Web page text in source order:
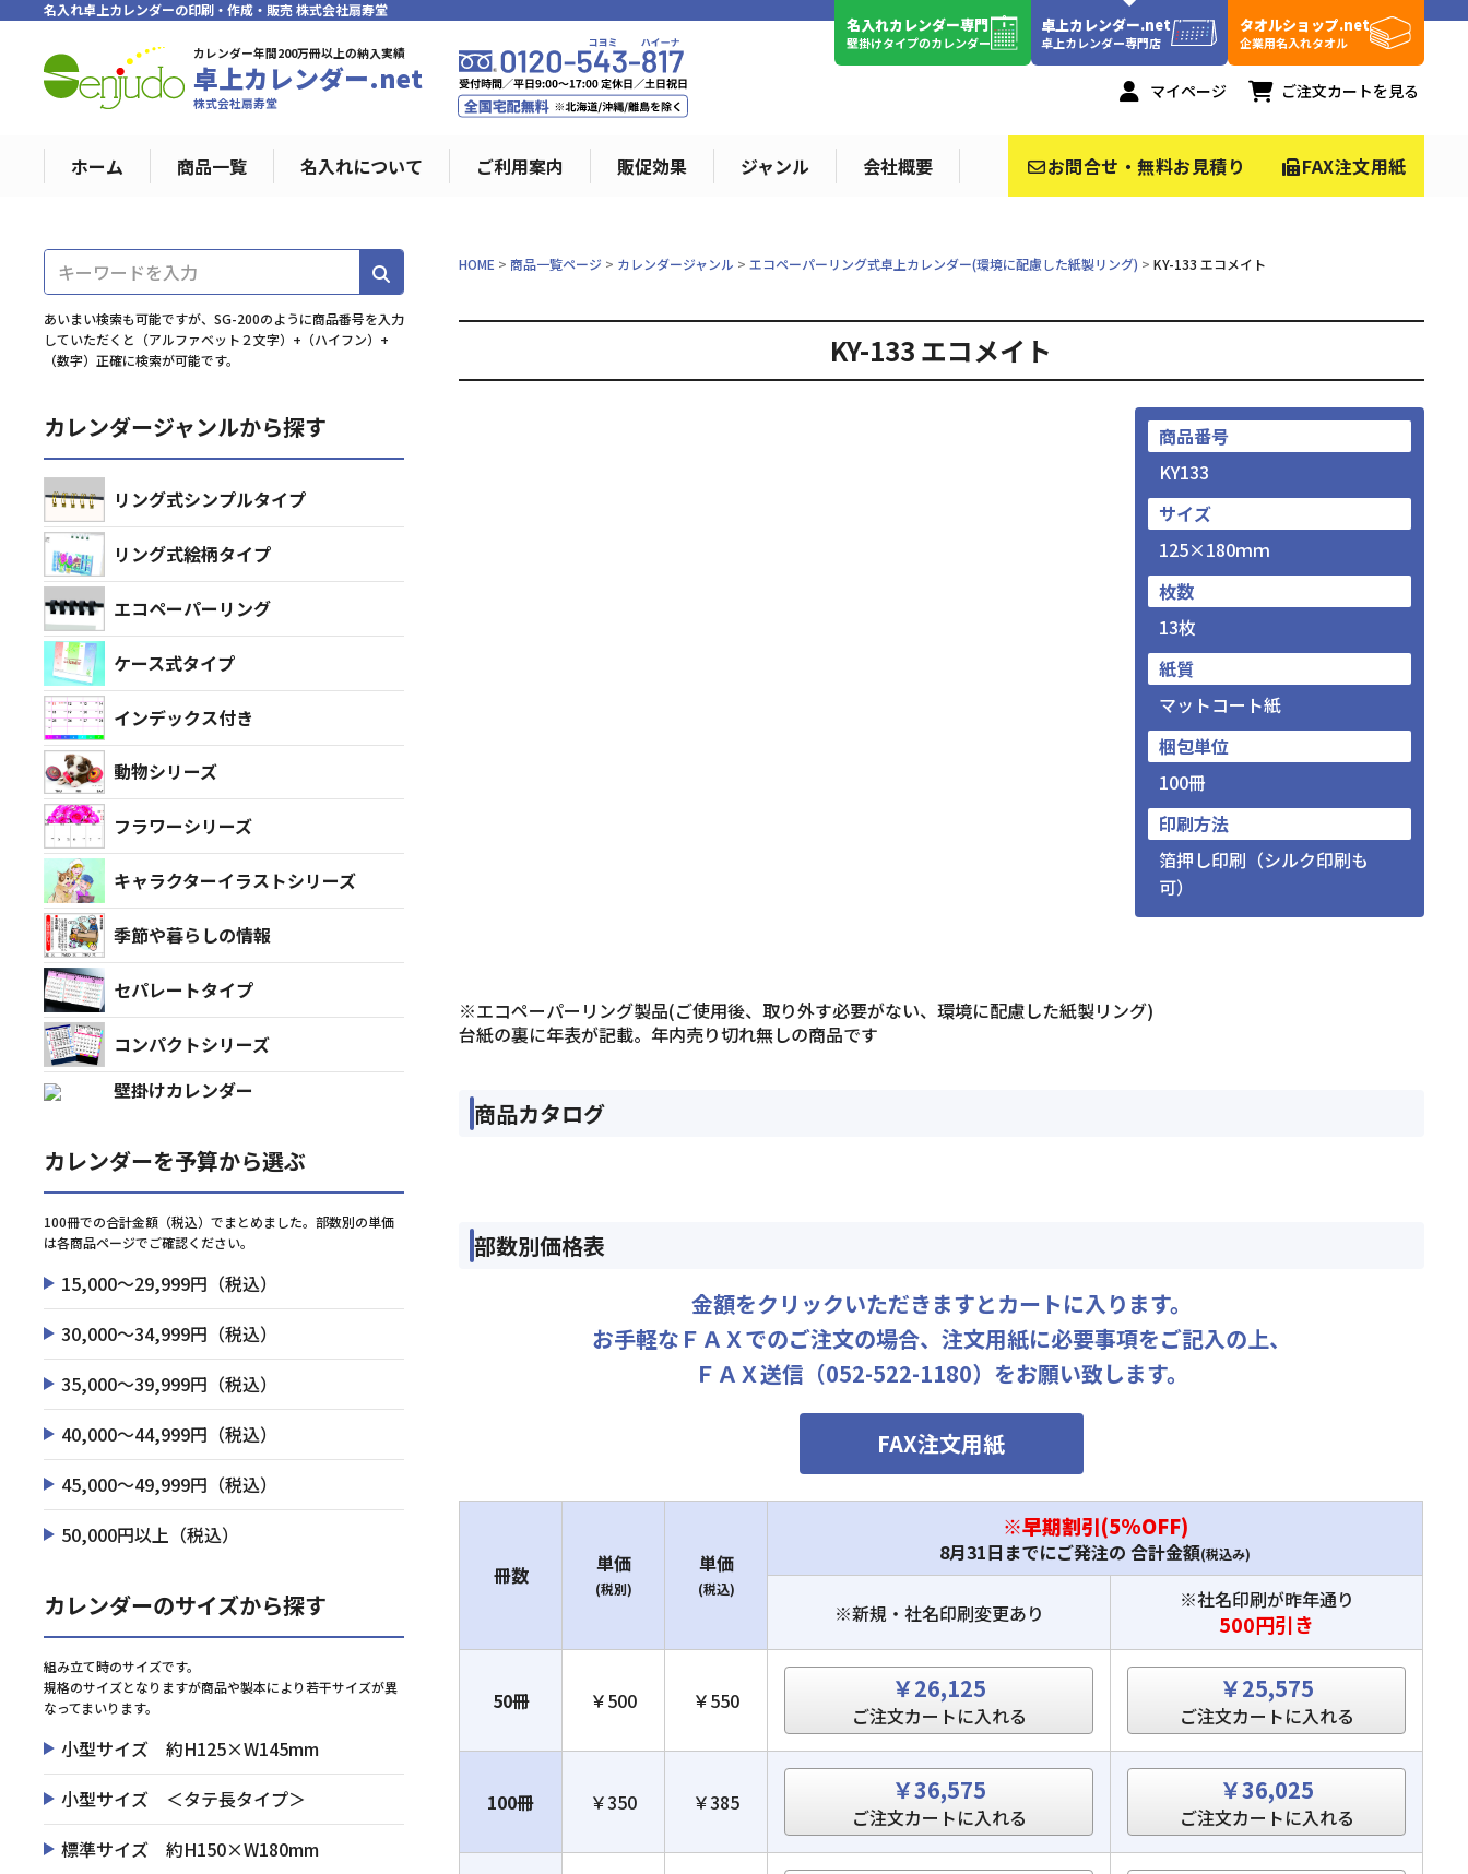
名入れ卓上カレンダーの印刷・作成・販売 株式会社扇寿堂
カレンダー年間200万冊以上の納入実績
卓上カレンダー.net
株式会社扇寿堂
名入れカレンダー専門
壁掛けタイプのカレンダー
卓上カレンダー.net
卓上カレンダー専門店
タオルショップ.net
企業用名入れタオル
マイページ ご注文カートを見る
ホーム 商品一覧 名入れについて ご利用案内 販促効果 ジャンル 会社概要 お問合せ・無料お見積り FAX注文用紙
あいまい検索も可能ですが、SG-200のように商品番号を入力
していただくと（アルファベット２文字）+（ハイフン）+
（数字）正確に検索が可能です。
カレンダージャンルから探す
リング式シンプルタイプ
リング式絵柄タイプ
エコペーパーリング
ケース式タイプ
インデックス付き
動物シリーズ
フラワーシリーズ
キャラクターイラストシリーズ
季節や暮らしの情報
セパレートタイプ
コンパクトシリーズ
壁掛けカレンダー
カレンダーを予算から選ぶ
100冊での合計金額（税込）でまとめました。部数別の単価
は各商品ページでご確認ください。
15,000～29,999円（税込）
30,000～34,999円（税込）
35,000～39,999円（税込）
40,000～44,999円（税込）
45,000～49,999円（税込）
50,000円以上（税込）
カレンダーのサイズから探す
組み立て時のサイズです。
規格のサイズとなりますが商品や製本により若干サイズが異
なってまいります。
小型サイズ 約H125×W145mm
小型サイズ ＜タテ長タイプ＞
標準サイズ 約H150×W180mm
HOME 商品一覧ページ カレンダージャンル エコペーパーリング式卓上カレンダー(環境に配慮した紙製リング) KY-133 エコメイト
KY-133 エコメイト
商品番号
KY133
サイズ
125×180ｍｍ
枚数
13枚
紙質
マットコート紙
梱包単位
100冊
印刷方法
箔押し印刷（シルク印刷も
可）
※エコペーパーリング製品(ご使用後、取り外す必要がない、環境に配慮した紙製リング)
台紙の裏に年表が記載。年内売り切れ無しの商品です
商品カタログ
部数別価格表
金額をクリックいただきますとカートに入ります。
お手軽なＦＡＸでのご注文の場合、注文用紙に必要事項をご記入の上、
ＦＡＸ送信（052-522-1180）をお願い致します。
FAX注文用紙
冊数 単価
(税別)
単価
(税込)
※早期割引(5%OFF)
8月31日までにご発注の 合計金額(税込み)
※新規・社名印刷変更あり
※社名印刷が昨年通り
500円引き
50冊 ￥500 ￥550 ￥26,125
ご注文カートに入れる
￥25,575
ご注文カートに入れる
100冊 ￥350 ￥385 ￥36,575
ご注文カートに入れる
￥36,025
ご注文カートに入れる